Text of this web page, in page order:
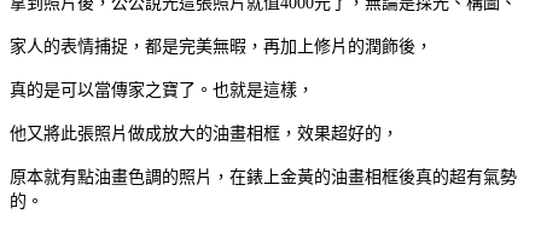
家人的表情捕捉，都是完美無暇，再加上修片的潤飾後，
真的是可以當傳家之寶了。也就是這樣，
他又將此張照片做成放大的油畫相框，效果超好的，
原本就有點油畫色調的照片，在錶上金黃的油畫相框後真的超有氣勢
的。